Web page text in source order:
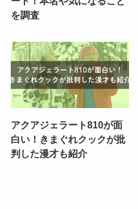
を調査
アクアジェラート810が面
白い！きまぐれクックが批
判した漫才も紹介